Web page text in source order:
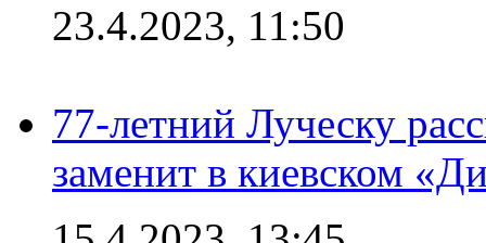
23.4.2023, 11:50
77-летний Луческу
заменит в киевском